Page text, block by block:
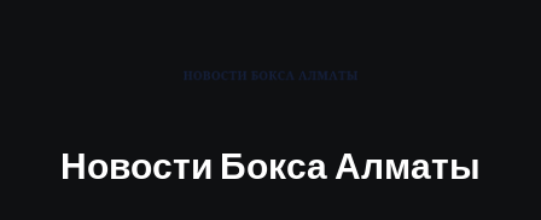
Новости Бокса Алматы